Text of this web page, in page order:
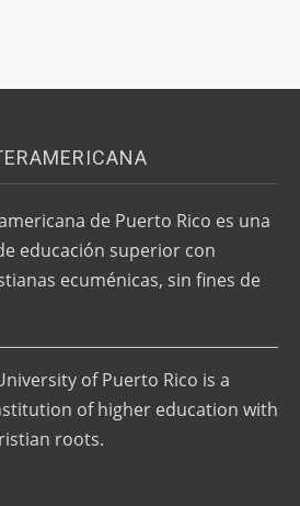
de Puerto Rico es una
educación superior con
ecuménicas, sin fines de
of Puerto Rico is a
of higher education with
roots.